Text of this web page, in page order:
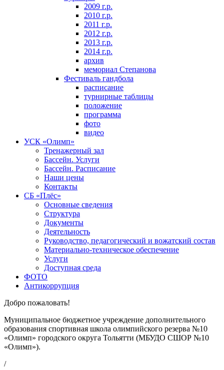
2009 г.р.
2010 г.р.
2011 г.р.
2012 г.р.
2013 г.р.
2014 г.р.
архив
мемориал Степанова
Фeстивaль гaндбoлa
расписание
турнирные таблицы
положение
программа
фoтo
видео
УСК «Олимп»
Тренажерный зал
Бассейн. Услуги
Бассейн. Расписание
Наши цены
Контакты
СБ «Плёс»
Основные сведения
Структура
Документы
Деятельность
Руководство, педагогический и вожатский состав
Материально-техническое обеспечение
Услуги
Доступная среда
ФОТО
Антикоррупция
Добро пожаловать!
Муниципальное бюджетное учреждение дополнительного
образования спортивная школа олимпийского резерва №10
«Олимп» городского округа Тольятти (МБУДО СШОР №10
«Олимп»).
/